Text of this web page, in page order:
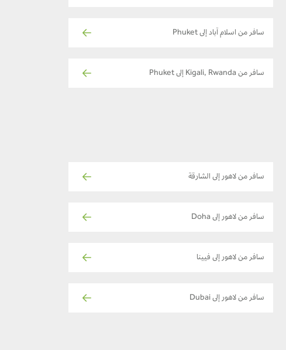
سافر من اسلام آباد إلى Phuket
سافر من Kigali, Rwanda إلى Phuket
سافر من لاهور إلى الشارقة
سافر من لاهور إلى Doha
سافر من لاهور إلى فيينا
سافر من لاهور إلى Dubai